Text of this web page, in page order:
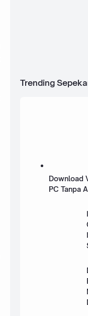
Trending
Download
PC Tanpa